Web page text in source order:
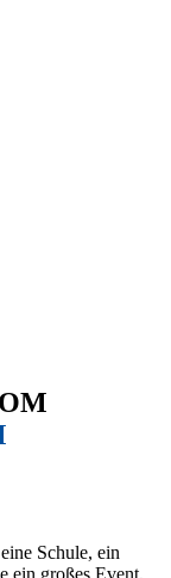
Schule, ein
ein großes Event,